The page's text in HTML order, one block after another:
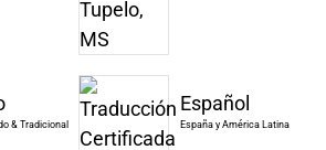
& Tradicional
Español
España y América Latina